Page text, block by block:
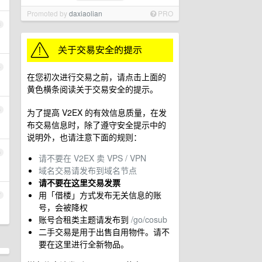
Promoted bydaxiaolian PRO
在您初次进行交易之前，请点击上面的
黄色横条阅读关于交易安全的提示。
为了提高 V2EX 的有效信息质量，在发
布交易信息时，除了遵守安全提示中的
说明外，也请注意下面的规则：
请不要在 V2EX 卖 VPS / VPN
域名交易请发布到域名节点
请不要在这里交易发票
用「借楼」方式发布无关信息的账
号，会被降权
账号合租类主题请发布到 /go/cosub
二手交易是用于出售自用物件。请不
要在这里进行全新物品。